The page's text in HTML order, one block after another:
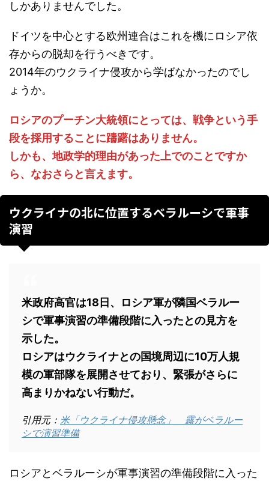
しかありませんでした。
ドイツを中心とする欧州連合はこれを機にロシア依
存からの脱却を行うべきです。
2014年のウクライナ侵攻から学ばなかったのでし
ょうか。
ロシアのプーチン大統領にとっては、戦争という手
段を採用することに躊躇はありません。
しかも、地政学的理由があった上でのことですか
ら、なおさらと言えます。
ウクライナの北に位置するベラルーシで軍事
演習
米政府高官は18日、ロシア軍が隣国ベラルー
シで軍事演習の準備段階に入ったとの見方を
示した。
ロシアはウクライナとの国境周辺に10万人規
模の軍部隊を展開させており、緊張がさらに
高まりかねない行動だ。
引用元： 米「ウクライナ侵攻懸念」 露がベラルー
シで演習準備
ロシアとベラルーシが軍事演習の準備段階に入った